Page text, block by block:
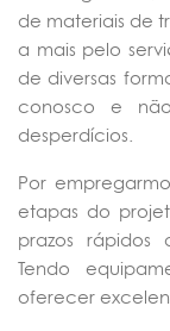
de materiais de
a mais pelo
de diversas
conosco e
desperdícios.
Por
etapas do
prazos
Tendo
oferecer